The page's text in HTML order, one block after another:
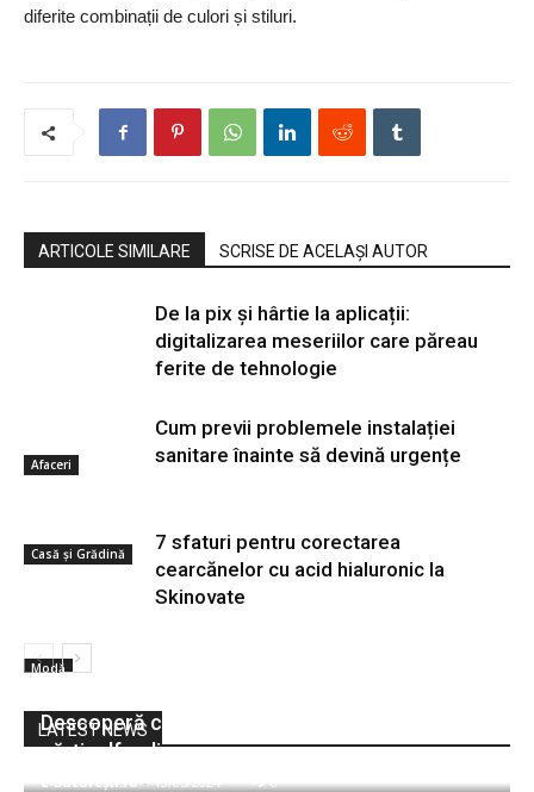
diferite combinații de culori și stiluri.
ARTICOLE SIMILARE SCRISE DE ACELAȘI AUTOR
Afaceri
De la pix şi hârtie la aplicații:
digitalizarea meseriilor care păreau
ferite de tehnologie
Casă și Grădină
Cum previi problemele instalației
sanitare înainte să devină urgențe
Modă
7 sfaturi pentru corectarea
cearcănelor cu acid hialuronic la
Skinovate
LATEST NEWS
Descoperă cartipdf.io: Biblioteca ta digitală de
cărţi pdf online
e-București.ro - 13/05/2024 0